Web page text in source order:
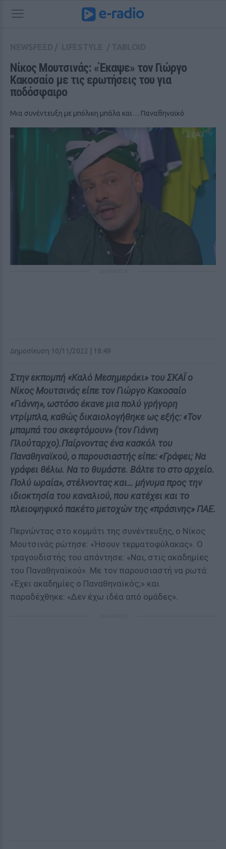
Νίκος Μουτσινάς: «Έκαψε» τον Γιώργο
Κακοσαίο με τις ερωτήσεις του για
ποδόσφαιρο
Μια συνέντευξη με μπόλικη μπάλα και… Παναθηναϊκό
Δημοσίευση 10/11/2022 | 18:49
Στην εκπομπή «Καλό Μεσημεράκι» του ΣΚΑΪ ο
Νίκος Μουτσινάς είπε τον Γιώργο Κακοσαίο
«Γιάννη», ωστόσο έκανε μια πολύ γρήγορη
ντρίμπλα, καθώς δικαιολογήθηκε ως εξής: «Τον
μπαμπά του σκεφτόμουν» (τον Γιάννη
Πλούταρχο).Παίρνοντας ένα κασκόλ του
Παναθηναϊκού, ο παρουσιαστής είπε: «Γράφει; Να
γράφει θέλω. Να το θυμάστε. Βάλτε το στο αρχείο.
Πολύ ωραία», στέλνοντας και… μήνυμα προς την
ιδιοκτησία του καναλιού, που κατέχει και το
πλειοψηφικό πακέτο μετοχών της «πράσινης» ΠΑΕ.
Περνώντας στο κομμάτι της συνέντευξης, ο Νίκος
Μουτσινάς ρώτησε: «Ήσουν τερματοφύλακας». Ο
τραγουδιστής του απάντησε: «Ναι, στις ακαδημίες
του Παναθηναϊκού». Με τον παρουσιαστή να ρωτά:
«Έχει ακαδημίες ο Παναθηναϊκός;» και
παραδέχθηκε: «Δεν έχω ιδέα από ομάδες».